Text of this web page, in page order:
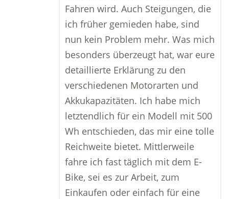
Fahren wird. Auch Steigungen, die
ich früher gemieden habe, sind
nun kein Problem mehr. Was mich
besonders überzeugt hat, war eure
detaillierte Erklärung zu den
verschiedenen Motorarten und
Akkukapazitäten. Ich habe mich
letztendlich für ein Modell mit 500
Wh entschieden, das mir eine tolle
Reichweite bietet. Mittlerweile
fahre ich fast täglich mit dem E-
Bike, sei es zur Arbeit, zum
Einkaufen oder einfach für eine